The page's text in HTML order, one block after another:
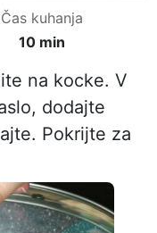
Čas kuhanja
10 min
na kocke. V
dodajte
Pokrijte za